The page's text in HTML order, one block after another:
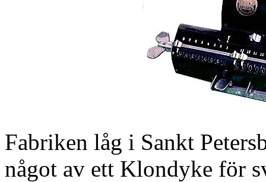
Fabriken låg i Sankt
något av ett Klondyke för